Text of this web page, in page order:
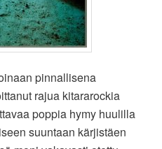
pinnallisena
rajua kitararockia
poppia hymy huulilla
suuntaan kärjistäen